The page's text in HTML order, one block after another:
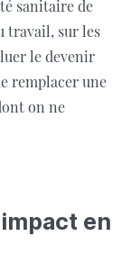
sanitaire de
travail, sur les
le devenir
remplacer une
on ne
en